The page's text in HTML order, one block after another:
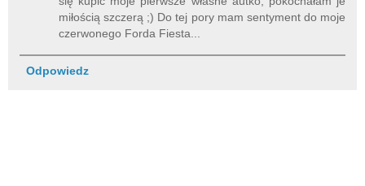
miłością szczerą ;) Do tej pory mam sentyment do moje
czerwonego Forda Fiesta...
Odpowiedz